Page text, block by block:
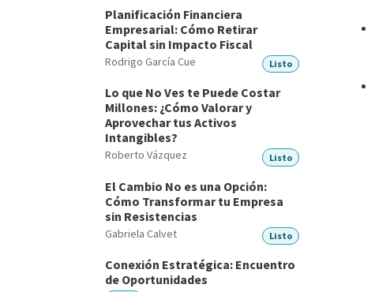
Planificación Financiera
Empresarial: Cómo Retirar
Capital sin Impacto Fiscal
Rodrigo García Cue Listo
Lo que No Ves te Puede Costar
Millones: ¿Cómo Valorar y
Aprovechar tus Activos
Intangibles?
Roberto Vázquez Listo
El Cambio No es una Opción:
Cómo Transformar tu Empresa
sin Resistencias
Gabriela Calvet Listo
Conexión Estratégica: Encuentro
de Oportunidades